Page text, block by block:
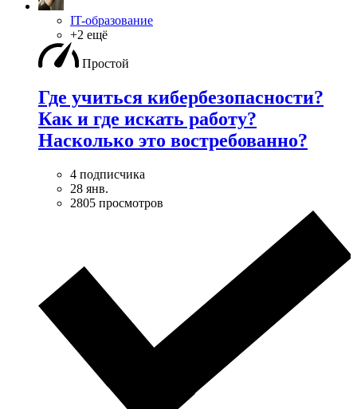
IT-образование
+2 ещё
Простой
Где учиться кибербезопасноcти?
Как и где искать работу?
Насколько это востребованно?
4 подписчика
28 янв.
2805 просмотров